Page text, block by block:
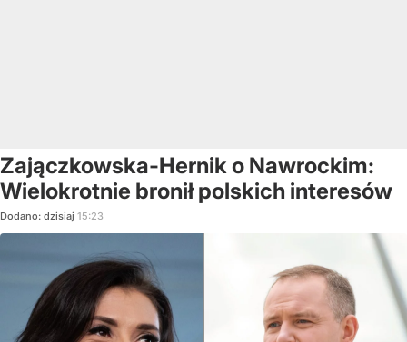
Zajączkowska-Hernik o Nawrockim:
Wielokrotnie bronił polskich interesów
Dodano: dzisiaj 15:23